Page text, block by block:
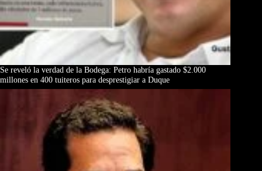
Se reveló la verdad de la Bodega: Petro habría gastado $2.000
millones en 400 tuiteros para desprestigiar a Duque